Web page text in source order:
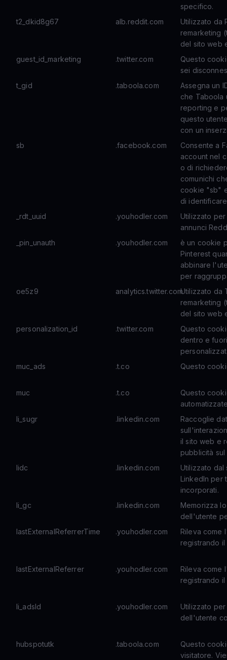
specifico.
t2_dkid8g67
alb.reddit.com
Utilizzato da
remarketing
del sito web
guest_id_marketing
.twitter.com
Questo
sei
t_gid
.taboola.com
Assegna un
che Taboola
reporting e
questo
con un
sb
.facebook.com
Consente a
account nel
o di
comunichi
cookie "sb"
di
_rdt_uuid
.youhodler.com
Utilizzato
annunci
_pin_unauth
.youhodler.com
è un cookie
Pinterest
abbinare
per
oe5z9
analytics.twitter.comUtilizzato da
remarketing
del sito web
personalization_id
.twitter.com
Questo
dentro e
muc_ads
.t.co Questo
muc .t.co
Questo
li_sugr
.linkedin.com
Raccoglie
il sito web e
pubblicità
lidc
.linkedin.com
Utilizzato
LinkedIn per
incorporati.
li_gc
.linkedin.com
Memorizza
dell'utente
lastExternalReferrerTime
.youhodler.com
Rileva come
registrando il
lastExternalReferrer .youhodler.com
Rileva come
registrando il
li_adsId .youhodler.com
Utilizzato
dell'utente
hubspotutk .taboola.com
Questo
visitatore.